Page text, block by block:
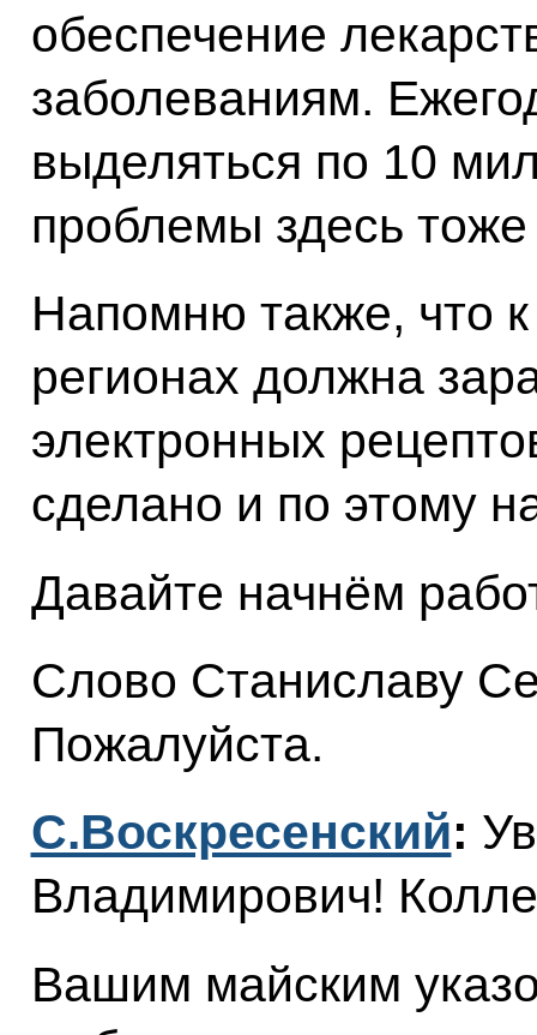
обеспечение
заболеваниям.
выделяться по 10
проблемы здесь
Напомню также, что
регионах должна
электронных
сделано и по этому
Давайте начнём
Слово Станиславу
Пожалуйста.
С.Воскресенский:
Владимирович!
Вашим майским